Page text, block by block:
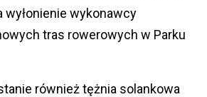
wyłonienie wykonawcy
tras rowerowych w Parku
również tężnia solankowa